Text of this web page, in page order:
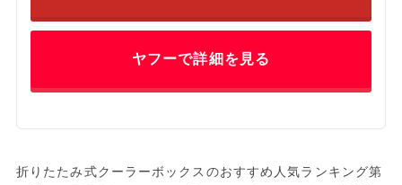
ヤフーで詳細を見る
折りたたみ式クーラーボックスのおすすめ人気ランキング第